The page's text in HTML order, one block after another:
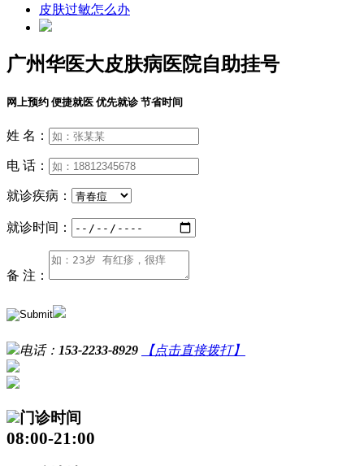
皮肤过敏怎么办
广州华医大皮肤病医院自助挂号
网上预约 便捷就医 优先就诊 节省时间
姓 名：
电 话：
就诊疾病：
就诊时间：
备 注：
电话： 153-2233-8929 【点击直接拨打】
门诊时间
08:00-21:00